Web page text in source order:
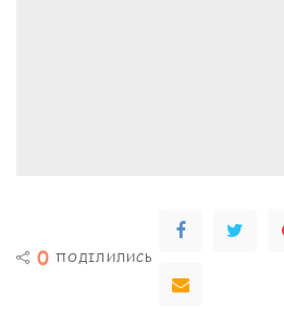
0 ПОДІЛИЛИСЬ